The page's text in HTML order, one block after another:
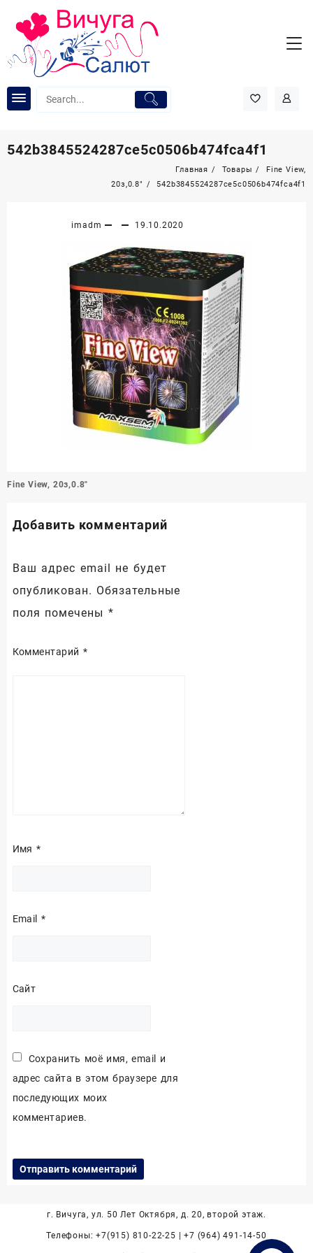
содержимому
542b3845524287ce5c0506b474fca4f1
Главная Товары
Fine View,
20з,0.8″
542b3845524287ce5c0506b474fca4f1
imadm 19.10.2020
Навигация
Fine View, 20з,0.8″
Добавить комментарий
Ваш адрес email не будет
опубликован. Обязательные
поля помечены *
Комментарий *
Имя*
Email *
Сайт
Сохранить моё имя, email и
адрес сайта в этом браузере для
последующих моих
комментариев.
г. Вичуга, ул. 50 Лет Октября, д. 20, второй этаж.
Телефоны: +7(915) 810-22-25 | +7 (964) 491-14-50